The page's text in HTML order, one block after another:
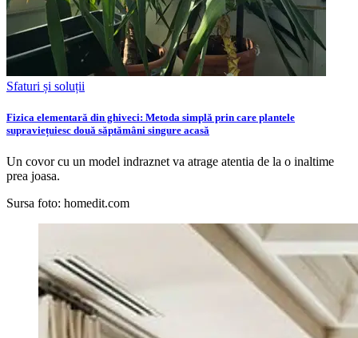
Sfaturi și soluții
Fizica elementară din ghiveci: Metoda simplă prin care plantele
supraviețuiesc două săptămâni singure acasă
Un covor cu un model indraznet va atrage atentia de la o inaltime
prea joasa.
Sursa foto: homedit.com